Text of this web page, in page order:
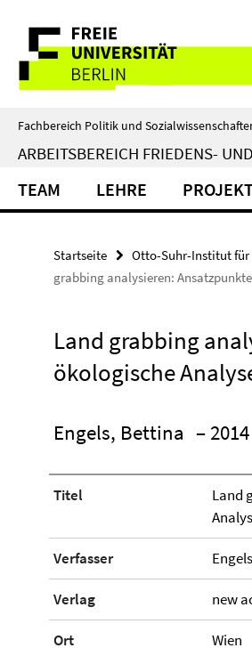
direkt
Inhalt
Service-
Navigation
Fachbereich Politik und
ARBEITSBEREICH FRIEDENS-
TEAM LEHRE
Startseite Otto-Suhr-Institut
grabbing analysieren:
Land grabbing
ökologische
Engels, Bettina – 2014
Titel
Land
Verfasser
Verlag new
Ort Wien